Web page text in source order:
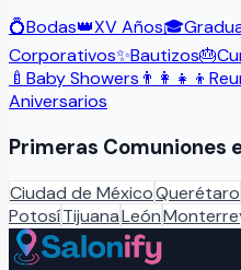
💍Bodas👑XV Años🎓
Corporativos✨Bautizos🎂
🍼 Baby Showers 👨‍👩‍👧‍👦
Aniversarios
Primeras Comuniones
Ciudad de MéxicoQuerétaro
PotosíTijuanaLeón